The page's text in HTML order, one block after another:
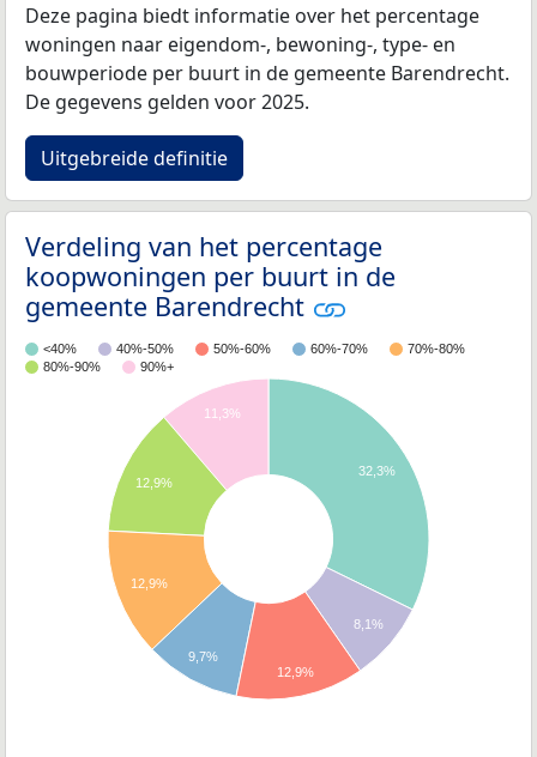
Deze pagina biedt informatie over het percentage
woningen naar eigendom-, bewoning-, type- en
bouwperiode per buurt in de gemeente Barendrecht.
De gegevens gelden voor 2025.
Uitgebreide definitie
Verdeling van het percentage
koopwoningen per buurt in de
gemeente Barendrecht
<40% 40%-50% 50%-60% 60%-70%
70%-80%
80%-90%
90%+
32,3%
8,1%
11,3%
12,9%
12,9%
9,7%
12,9%